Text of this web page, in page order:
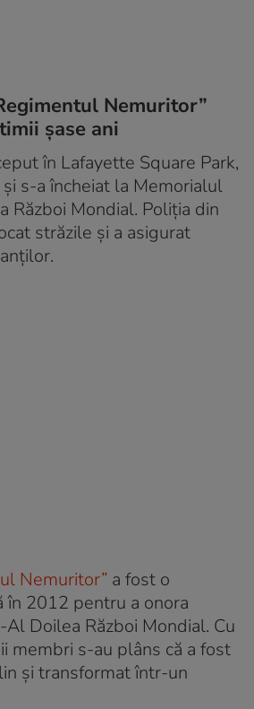
Nemuritor”
șase ani
în Lafayette Square Park,
s-a încheiat la Memorialul
Război Mondial. Poliția din
străzile și a asigurat
Nemuritor” a fost o
în 2012 pentru a onora
Doilea Război Mondial. Cu
membri s-au plâns că a fost
și transformat într-un